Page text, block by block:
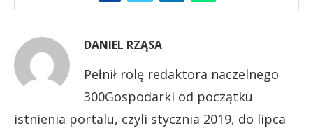
DANIEL RZĄSA
Pełnił rolę redaktora naczelnego
300Gospodarki od początku
istnienia portalu, czyli stycznia 2019, do lipca